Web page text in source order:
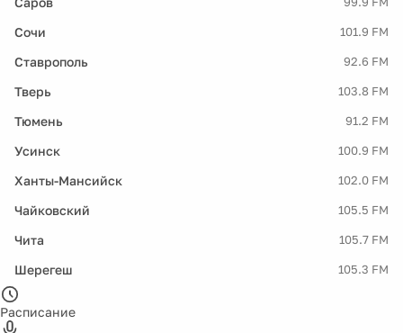
Сочи 101.9 FM
Ставрополь 92.6 FM
Тверь 103.8 FM
Тюмень 91.2 FM
Усинск 100.9 FM
Ханты-Мансийск 102.0 FM
Чайковский 105.5 FM
Чита 105.7 FM
Шерегеш 105.3 FM
Расписание